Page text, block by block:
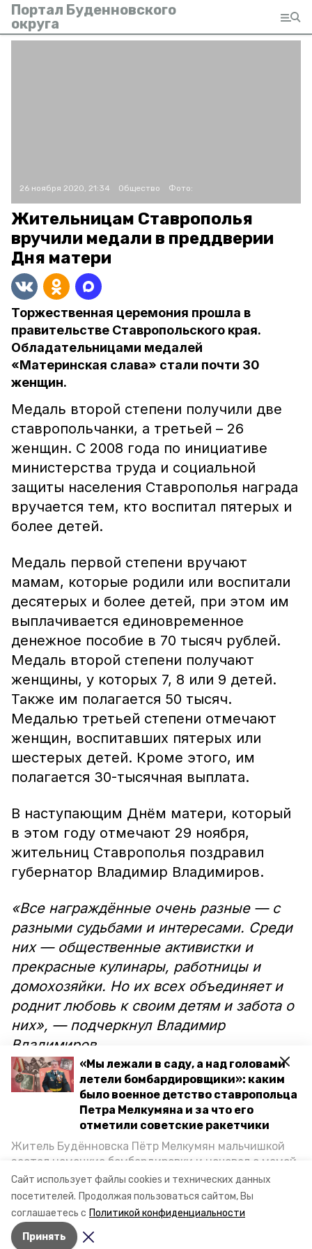
Сайт использует файлы cookies и технических данных
посетителей. Продолжая пользоваться сайтом, Вы
соглашаетесь с Политикой конфиденциальности
Принять
«Мы лежали в саду, а над головами
летели бомбардировщики»: каким
было военное детство ставропольца
Петра Мелкумяна и за что его
отметили советские ракетчики
Житель Будённовска Пётр Мелкумян мальчишкой
застал немецкие бомбардировки и ночевал с мамой
под открытым небом, когда гитлеровцы заняли их
дом. Чем запомнились эти дни, как выживали после
и чем Пётр помог ракетным войскам — в новом
материале спецпроекта «Победы26» «Дети
Великой Отечественной».
Портал Буденновского
округа
26 ноября 2020, 21:34 Общество Фото:
Жительницам Ставрополья
вручили медали в преддверии
Дня матери
Торжественная церемония прошла в
правительстве Ставропольского края.
Обладательницами медалей
«Материнская слава» стали почти 30
женщин.
Медаль второй степени получили две
ставропольчанки, а третьей – 26
женщин. С 2008 года по инициативе
министерства труда и социальной
защиты населения Ставрополья награда
вручается тем, кто воспитал пятерых и
более детей.
Медаль первой степени вручают
мамам, которые родили или воспитали
десятерых и более детей, при этом им
выплачивается единовременное
денежное пособие в 70 тысяч рублей.
Медаль второй степени получают
женщины, у которых 7, 8 или 9 детей.
Также им полагается 50 тысяч.
Медалью третьей степени отмечают
женщин, воспитавших пятерых или
шестерых детей. Кроме этого, им
полагается 30-тысячная выплата.
В наступающим Днём матери, который
в этом году отмечают 29 ноября,
жительниц Ставрополья поздравил
губернатор Владимир Владимиров.
«Все награждённые очень разные — с
разными судьбами и интересами. Среди
них — общественные активистки и
прекрасные кулинары, работницы и
домохозяйки. Но их всех объединяет и
роднит любовь к своим детям и забота о
них», — подчеркнул Владимир
Владимиров.
Также глава региона отметил, что за
последнее время число многодетных
семей в регионе превысило 40 тысяч. В
таких семьях воспитываются больше
135 тысяч детей.
Авторы: Анастасия Ряжская